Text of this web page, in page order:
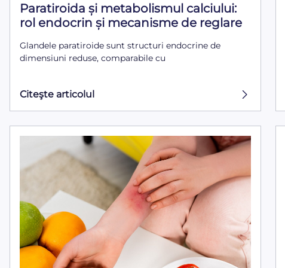
Paratiroida și metabolismul calciului:
rol endocrin și mecanisme de reglare
Glandele paratiroide sunt structuri endocrine de
dimensiuni reduse, comparabile cu
Citeşte articolul